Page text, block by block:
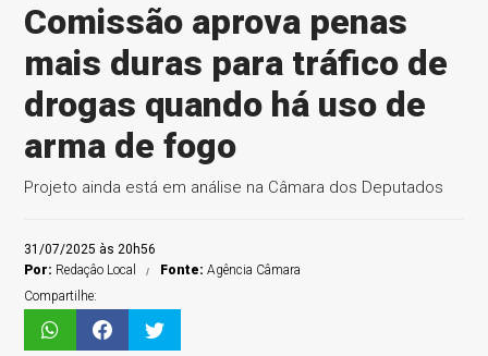
Comissão aprova penas
mais duras para tráfico de
drogas quando há uso de
arma de fogo
Projeto ainda está em análise na Câmara dos Deputados
31/07/2025 às 20h56
Por: Redaçâo Local Fonte:Agência Câmara
Compartilhe: